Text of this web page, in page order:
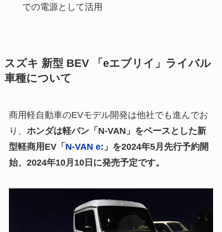
での電源として活用
スズキ 新型 BEV 「eエブリイ」ライバル
車種について
商用軽自動車のEVモデル開発は他社でも進んでお
り、 ホンダは軽バン「N-VAN」をベースとした新
型軽商用EV「 N-VAN e: 」を2024年5月先行予約開
始、2024年10月10日に発売予定です。